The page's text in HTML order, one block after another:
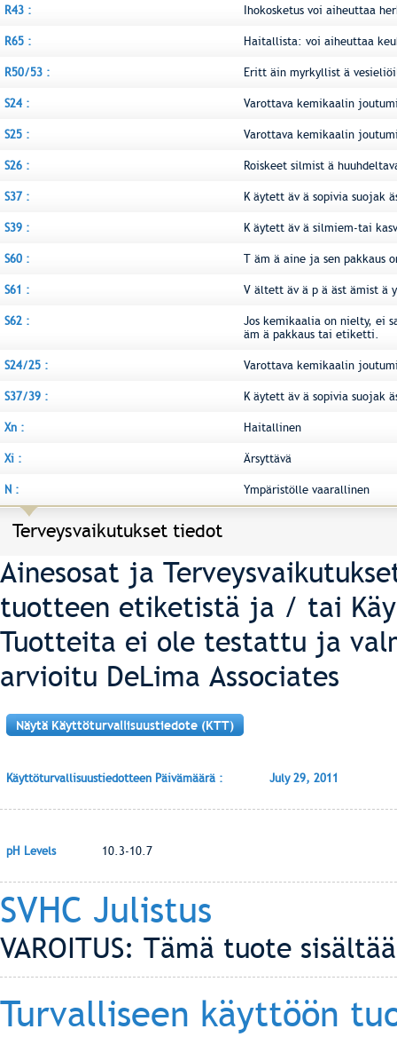
R43 : Ihokosketus voi aiheuttaa
R65 : Haitallista: voi aiheuttaa
R50/53 : Eritt äin myrkyllist ä
S24 : Varottava kemikaalin
S25 : Varottava kemikaalin
S26 : Roiskeet silmist ä
S37 : K äytett äv ä sopivia suojak
S39 : K äytett äv ä silmiem-tai
S60 : T äm ä aine ja sen pakkaus
S61 : V ältett äv ä p ä äst ämist ä
S62 :
Jos kemikaalia on nielty, ei
äm ä pakkaus tai etiketti.
S24/25 : Varottava kemikaalin
S37/39 : K äytett äv ä sopivia suojak
Xn : Haitallinen
Xi : Ärsyttävä
N : Ympäristölle vaarallinen
Terveysvaikutukset tiedot
Ainesosat ja
tuotteen etiketistä ja / tai
Tuotteita ei ole testattu ja
arvioitu DeLima Associates
Näytä Käyttöturvallisuustiedote (KTT)
Käyttöturvallisuustiedotteen Päivämäärä : July 29, 2011
pH Levels 10.3-10.7
SVHC Julistus
VAROITUS: Tämä tuote
Turvalliseen käyttöön